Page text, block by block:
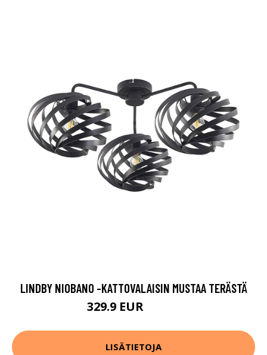
LINDBY NIOBANO -KATTOVALAISIN MUSTAA TERÄSTÄ
329.9 EUR
LISÄTIETOJA